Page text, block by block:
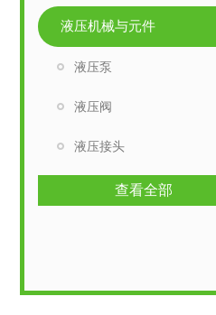
液压机械与元件
液压泵
液压阀
液压接头
查看全部